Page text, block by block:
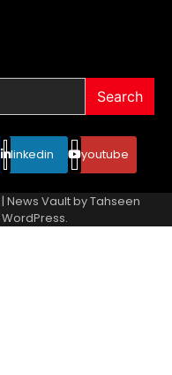
Search
linkedin youtube
| News Vault byTahseen
WordPress.